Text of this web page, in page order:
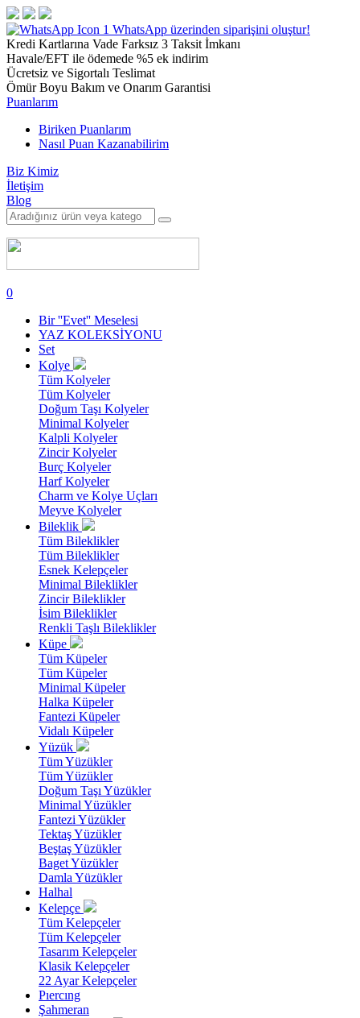
1 WhatsApp üzerinden siparişini oluştur!
Kredi Kartlarına Vade Farksız 3 Taksit İmkanı
Havale/EFT ile ödemede %5 ek indirim
Ücretsiz ve Sigortalı Teslimat
Ömür Boyu Bakım ve Onarım Garantisi
Puanlarım
Biriken Puanlarım
Nasıl Puan Kazanabilirim
Biz Kimiz
İletişim
Blog
0
Bir ''Evet'' Meselesi
YAZ KOLEKSİYONU
Set
Kolye
Tüm Kolyeler
Tüm Kolyeler
Doğum Taşı Kolyeler
Minimal Kolyeler
Kalpli Kolyeler
Zincir Kolyeler
Burç Kolyeler
Harf Kolyeler
Charm ve Kolye Uçları
Meyve Kolyeler
Bileklik
Tüm Bileklikler
Tüm Bileklikler
Esnek Kelepçeler
Minimal Bileklikler
Zincir Bileklikler
İsim Bileklikler
Renkli Taşlı Bileklikler
Küpe
Tüm Küpeler
Tüm Küpeler
Minimal Küpeler
Halka Küpeler
Fantezi Küpeler
Vidalı Küpeler
Yüzük
Tüm Yüzükler
Tüm Yüzükler
Doğum Taşı Yüzükler
Minimal Yüzükler
Fantezi Yüzükler
Tektaş Yüzükler
Beştaş Yüzükler
Baget Yüzükler
Damla Yüzükler
Halhal
Kelepçe
Tüm Kelepçeler
Tüm Kelepçeler
Tasarım Kelepçeler
Klasik Kelepçeler
22 Ayar Kelepçeler
Pıercıng
Şahmeran